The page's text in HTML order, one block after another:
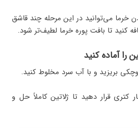
می‌توانید در این مرحله چند قاشق
کنید تا بافت پوره خرما لطیف‌تر شود.
را آماده کنید
بریزید و با آب سرد مخلوط کنید.
قرار دهید تا ژلاتین کاملاً حل و